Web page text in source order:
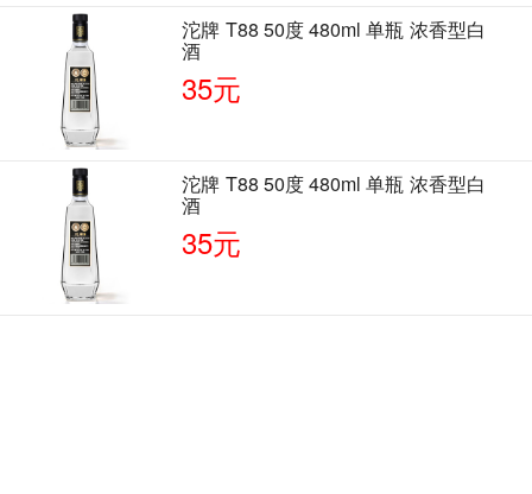
沱牌 T88 50度 480ml 单瓶 浓香型白
酒
35元
沱牌 T88 50度 480ml 单瓶 浓香型白
酒
35元